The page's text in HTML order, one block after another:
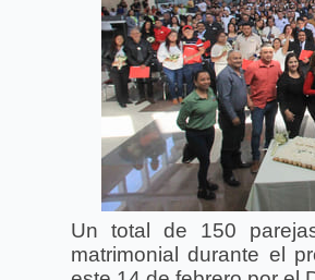
Un total de 150
matrimonial durante el